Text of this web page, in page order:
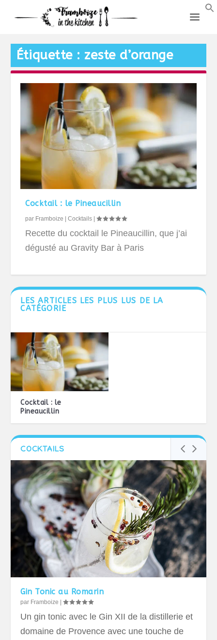
Étiquette : zeste d’orange
Cocktail : le Pineaucillin
par Framboize |Cocktails |
Recette du cocktail le Pineaucillin, que j’ai
dégusté au Gravity Bar à Paris
LES ARTICLES LES PLUS LUS DE LA
CATÉGORIE
Cocktail : le
Pineaucillin
COCKTAILS
Gin Tonic au Romarin
par Framboize |
Un gin tonic avec le Gin XII de la distillerie et
domaine de Provence avec une touche de